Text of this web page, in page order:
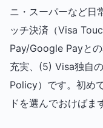
ニ・スーパーなど日
ッチ決済（Visa
Pay/Google Payと
充実、(5) Visa独自
Policy）です。初め
ドを選んでおけばま